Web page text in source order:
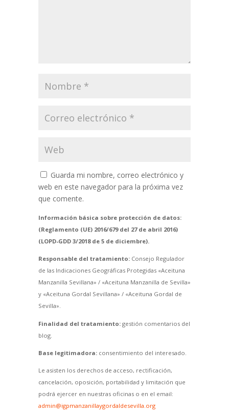
Guarda mi nombre, correo electrónico y
web en este navegador para la próxima vez
que comente.
Información básica sobre protección de datos:
(Reglamento (UE) 2016/679 del 27 de abril 2016)
(LOPD-GDD 3/2018 de 5 de diciembre).
Responsable del tratamiento:Consejo Regulador
de las Indicaciones Geográficas Protegidas «Aceituna
Manzanilla Sevillana» / «Aceituna Manzanilla de Sevilla»
y «Aceituna Gordal Sevillana» / «Aceituna Gordal de
Sevilla».
Finalidad del tratamiento:gestión comentarios del
blog.
Base legitimadora:consentimiento del interesado.
Le asisten los derechos de acceso, rectificación,
cancelación, oposición, portabilidad y limitación que
podrá ejercer en nuestras oficinas o en el email:
admin@igpmanzanillaygordaldesevilla.org